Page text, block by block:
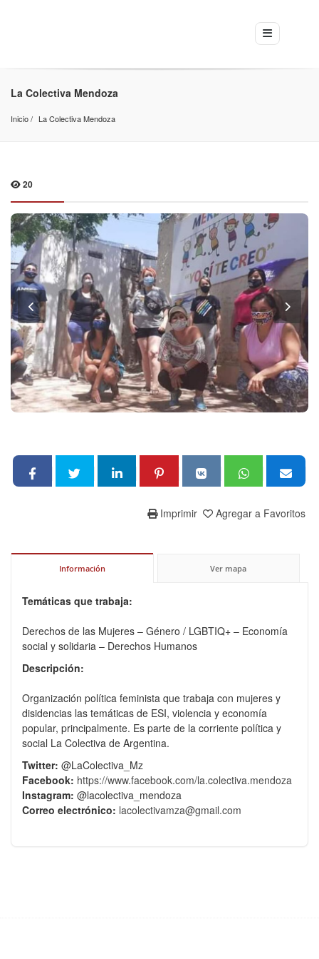
La Colectiva Mendoza
Inicio La Colectiva Mendoza
20
Agregar a Favoritos
Imprimir
Información Ver mapa
Temáticas que trabaja:
Derechos de las Mujeres – Género / LGBTIQ+ – Economía
social y solidaria – Derechos Humanos
Descripción:
Organización política feminista que trabaja con mujeres y
disidencias las temáticas de ESI, violencia y economía
popular, principalmente. Es parte de la corriente política y
social La Colectiva de Argentina.
Twitter: @LaColectiva_Mz
Facebook: https://www.facebook.com/la.colectiva.mendoza
Instagram: @lacolectiva_mendoza
Correo electrónico: lacolectivamza@gmail.com